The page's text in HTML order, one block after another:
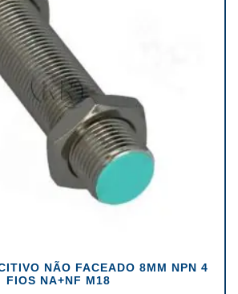
NÃO FACEADO 8MM NPN 4
FIOS NA+NF M18